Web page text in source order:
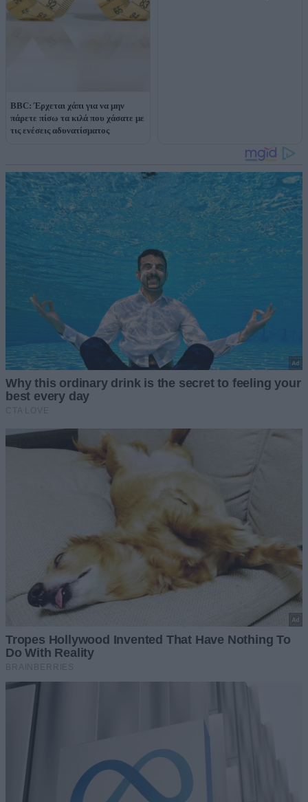
BBC: Έρχεται χάπι για να μην
πάρετε πίσω τα κιλά που χάσατε με
τις ενέσεις αδυνατίσματος